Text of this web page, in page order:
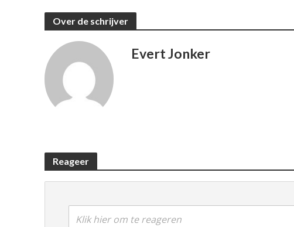
Over de schrijver
Evert Jonker
Reageer
Klik hier om te reageren